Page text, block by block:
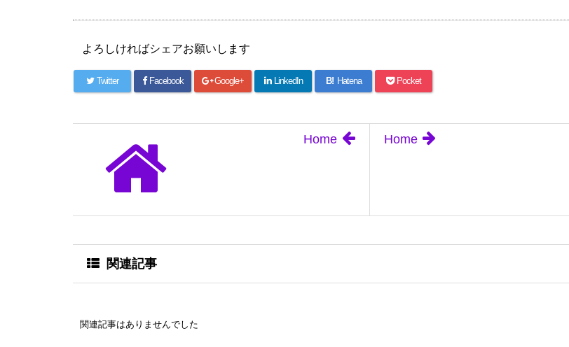
よろしければシェアお願いします
Twitter Facebook Google+ LinkedIn B! Hatena Pocket
Home
Home
関連記事
関連記事はありませんでした